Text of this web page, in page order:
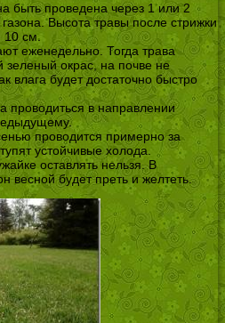
быть проведена через 1 или 2
Высота травы после стрижки
10 см.
еженедельно. Тогда трава
окрас, на почве не
влага будет достаточно быстро
проводиться в направлении
проводится примерно за
устойчивые холода.
оставлять нельзя. В
весной будет преть и желтеть.